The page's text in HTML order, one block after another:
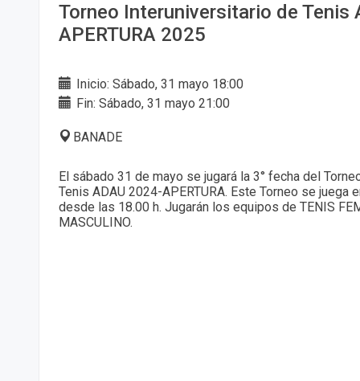
Torneo Interuniversitario de Tenis
APERTURA 2025
Inicio: Sábado, 31 mayo 18:00
Fin: Sábado, 31 mayo 21:00
BANADE
El sábado 31 de mayo se jugará la 3° fecha del
Tenis ADAU 2024-APERTURA. Este Torneo se juega
desde las 18.00 h. Jugarán los equipos de TENIS
MASCULINO.